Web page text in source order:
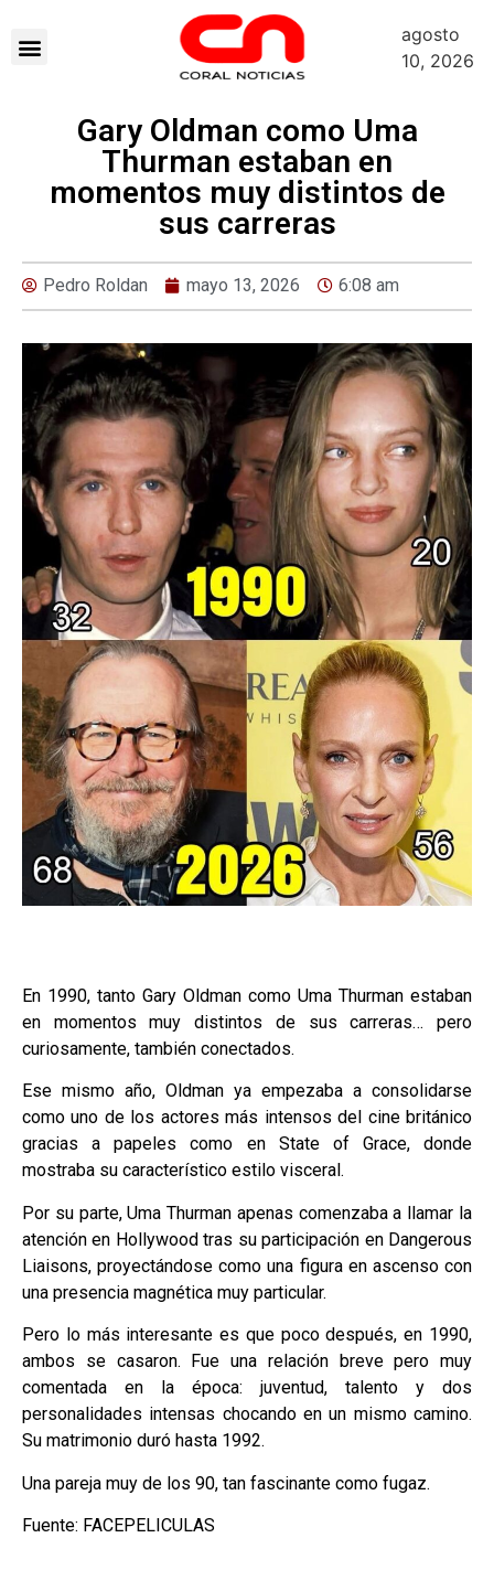
agosto
10, 2026
Gary Oldman como Uma
Thurman estaban en
momentos muy distintos de
sus carreras
Pedro Roldan mayo 13, 2026 6:08 am
En 1990, tanto Gary Oldman como Uma Thurman estaban
en momentos muy distintos de sus carreras… pero
curiosamente, también conectados.
Ese mismo año, Oldman ya empezaba a consolidarse
como uno de los actores más intensos del cine británico
gracias a papeles como en State of Grace, donde
mostraba su característico estilo visceral.
Por su parte, Uma Thurman apenas comenzaba a llamar la
atención en Hollywood tras su participación en Dangerous
Liaisons, proyectándose como una figura en ascenso con
una presencia magnética muy particular.
Pero lo más interesante es que poco después, en 1990,
ambos se casaron. Fue una relación breve pero muy
comentada en la época: juventud, talento y dos
personalidades intensas chocando en un mismo camino.
Su matrimonio duró hasta 1992.
Una pareja muy de los 90, tan fascinante como fugaz.
Fuente: FACEPELICULAS